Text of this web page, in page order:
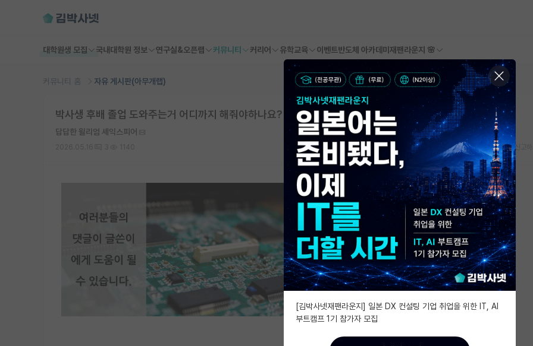
대학원생 모집 국내대학원 정보 연구실&오픈랩 커뮤니티 커리어 유학교육 이벤트반도체 아카데미 재팬라운지 🌸
커뮤니티 홈 자유 게시판(아무개랩)
박사생 후배 졸업 도와주는거 어디까지 해줘야하나요?
답답한 윌리엄 셰익스피어
스크랩 신고
[김박사넷재팬라운지] 일본 DX 컨설팅 기업 취업을 위한 IT, AI
부트캠프 1기 참가자 모집